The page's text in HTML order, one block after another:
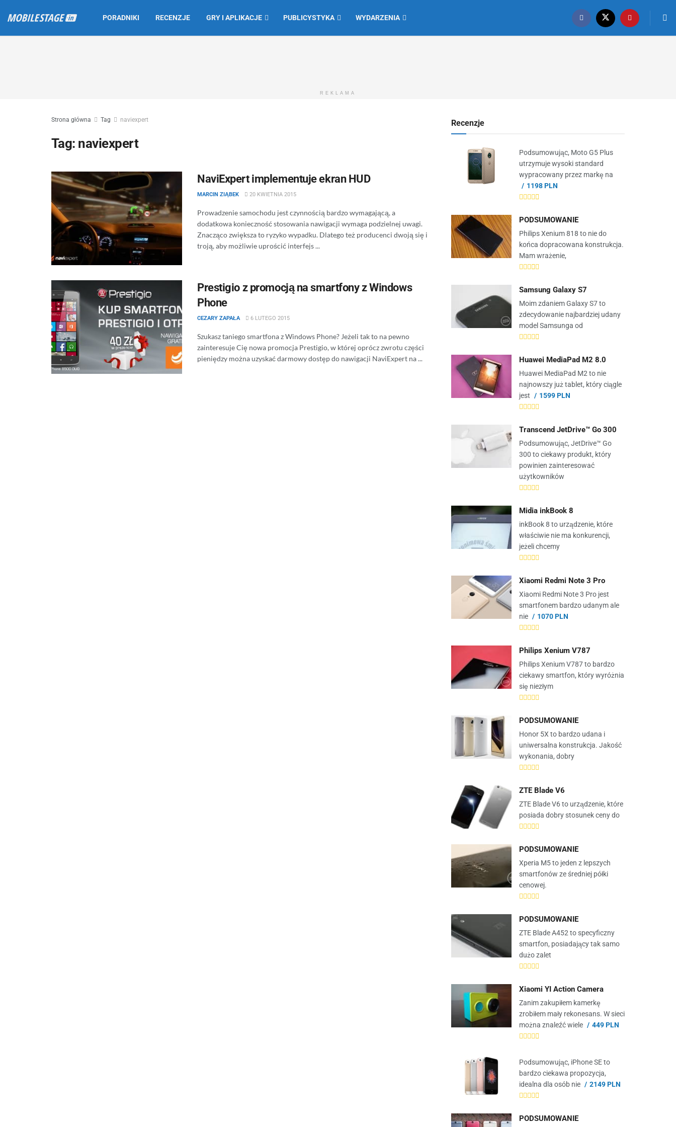
PORADNIKI RECENZJE GRY I APLIKACJE PUBLICYSTYKA WYDARZENIA
REKLAMA
Strona główna Tag naviexpert
Tag: naviexpert
NaviExpert implementuje ekran HUD
MARCIN ZIĄBEK 20 KWIETNIA 2015
Prowadzenie samochodu jest czynnością bardzo wymagającą, a
dodatkowa konieczność stosowania nawigacji wymaga podzielnej uwagi.
Znacząco zwiększa to ryzyko wypadku. Dlatego też producenci dwoją się i
troją, aby możliwie uprościć interfejs ...
Prestigio z promocją na smartfony z Windows
Phone
CEZARY ZAPAŁA 6 LUTEGO 2015
Szukasz taniego smartfona z Windows Phone? Jeżeli tak to na pewno
zainteresuje Cię nowa promocja Prestigio, w której oprócz zwrotu części
pieniędzy można uzyskać darmowy dostęp do nawigacji NaviExpert na ...
Recenzje
Podsumowując, Moto G5 Plus
utrzymuje wysoki standard
wypracowany przez markę na
1198 PLN
PODSUMOWANIE
Philips Xenium 818 to nie do
końca dopracowana konstrukcja.
Mam wrażenie,
Samsung Galaxy S7
Moim zdaniem Galaxy S7 to
zdecydowanie najbardziej udany
model Samsunga od
Huawei MediaPad M2 8.0
Huawei MediaPad M2 to nie
najnowszy już tablet, który ciągle
jest
1599 PLN
Transcend JetDrive™ Go 300
Podsumowując, JetDrive™ Go
300 to ciekawy produkt, który
powinien zainteresować
użytkowników
Midia inkBook 8
inkBook 8 to urządzenie, które
właściwie nie ma konkurencji,
jeżeli chcemy
Xiaomi Redmi Note 3 Pro
Xiaomi Redmi Note 3 Pro jest
smartfonem bardzo udanym ale
nie
1070 PLN
Philips Xenium V787
Philips Xenium V787 to bardzo
ciekawy smartfon, który wyróżnia
się niezłym
PODSUMOWANIE
Honor 5X to bardzo udana i
uniwersalna konstrukcja. Jakość
wykonania, dobry
ZTE Blade V6
ZTE Blade V6 to urządzenie, które
posiada dobry stosunek ceny do
PODSUMOWANIE
Xperia M5 to jeden z lepszych
smartfonów ze średniej półki
cenowej.
PODSUMOWANIE
ZTE Blade A452 to specyficzny
smartfon, posiadający tak samo
dużo zalet
Xiaomi YI Action Camera
Zanim zakupiłem kamerkę
zrobiłem mały rekonesans. W sieci
można znaleźć wiele
449 PLN
Podsumowując, iPhone SE to
bardzo ciekawa propozycja,
idealna dla osób nie
2149 PLN
PODSUMOWANIE